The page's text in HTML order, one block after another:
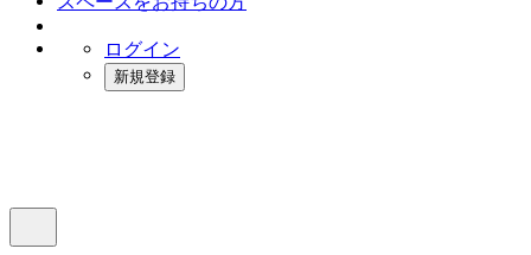
ログイン
新規登録